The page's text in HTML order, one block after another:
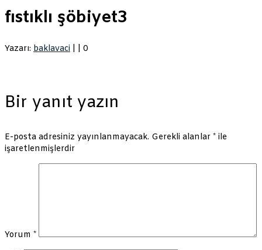
fıstıklı şöbiyet3
Yazarı: baklavaci 0
Bir yanıt yazın
E-posta adresiniz yayınlanmayacak. Gerekli alanlar * ile
işaretlenmişlerdir
Yorum *